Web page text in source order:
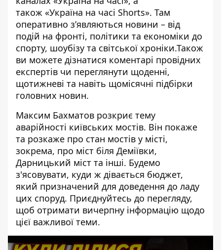
також «Україна на часі Shorts». Там
оперативно зʼявляються новини – від
подій на фронті, політики та економіки до
спорту, шоубізу та світської хроніки.Також
ви можете дізнатися коментарі провідних
експертів чи переглянути щоденні,
щотижневі та навіть щомісячні підбірки
головних новин.
Максим Бахматов розкриє тему
аварійності київських мостів. Він покаже
та розкаже про стан мостів у місті,
зокрема, про міст біля Деміївки,
Дарницький міст та інші. Будемо
з'ясовувати, куди ж дівається бюджет,
який призначений для доведення до ладу
цих споруд. Приєднуйтесь до перегляду,
щоб отримати вичерпну інформацію щодо
цієї важливої теми.